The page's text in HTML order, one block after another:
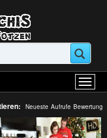
Neueste Aufrufe Bewertung